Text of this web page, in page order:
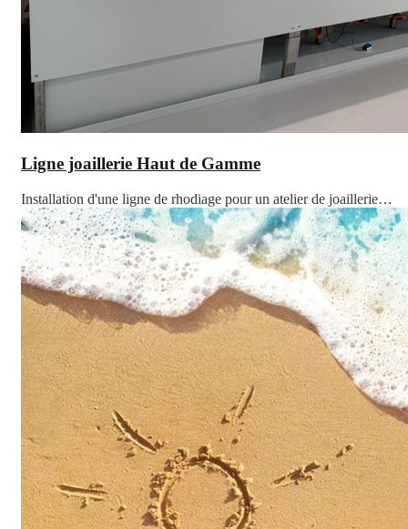
Ligne joaillerie Haut de Gamme
Installation d'une ligne de rhodiage pour un atelier de joaillerie…